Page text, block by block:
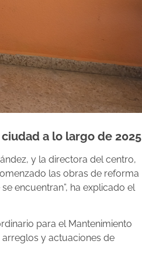
a lo largo de 2025
y la directora del centro,
las obras de reforma
encuentran”, ha explicado el
para el Mantenimiento
y actuaciones de